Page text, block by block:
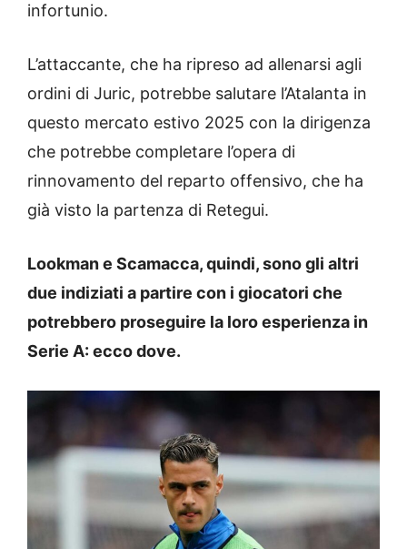
infortunio.
L’attaccante, che ha ripreso ad allenarsi agli
ordini di Juric, potrebbe salutare l’Atalanta in
questo mercato estivo 2025 con la dirigenza
che potrebbe completare l’opera di
rinnovamento del reparto offensivo, che ha
già visto la partenza di Retegui.
Lookman e Scamacca, quindi, sono gli altri
due indiziati a partire con i giocatori che
potrebbero proseguire la loro esperienza in
Serie A: ecco dove.